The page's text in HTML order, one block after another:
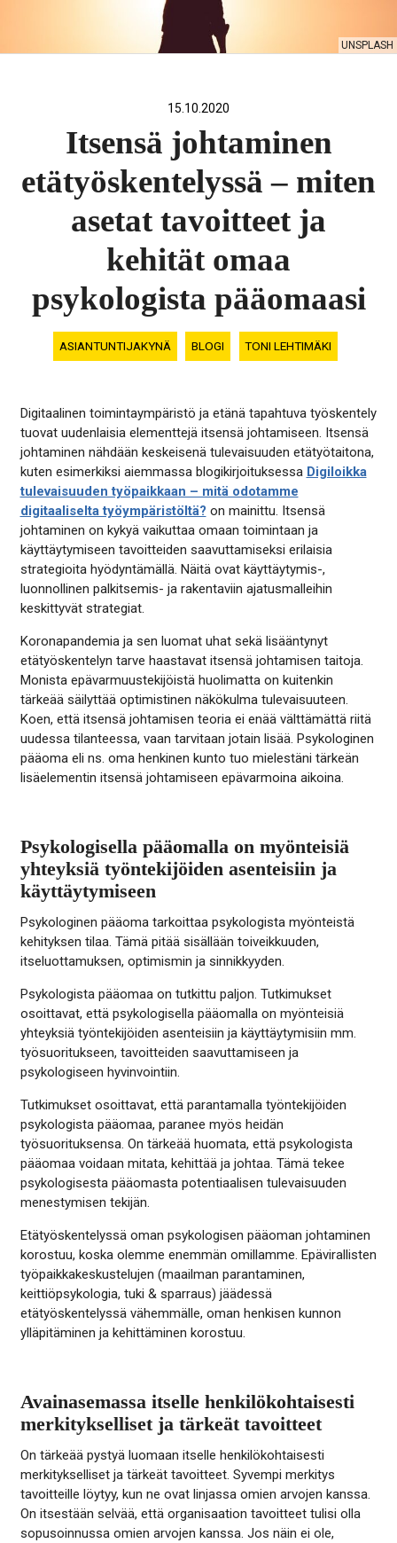
UNSPLASH
15.10.2020
Itsensä johtaminen
etätyöskentelyssä – miten
asetat tavoitteet ja
kehität omaa
psykologista pääomaasi
ASIANTUNTIJAKYNÄ BLOGI TONI LEHTIMÄKI
Digitaalinen toimintaympäristö ja etänä tapahtuva työskentely
tuovat uudenlaisia elementtejä itsensä johtamiseen. Itsensä
johtaminen nähdään keskeisenä tulevaisuuden etätyötaitona,
kuten esimerkiksi aiemmassa blogikirjoituksessa Digiloikka
tulevaisuuden työpaikkaan – mitä odotamme
digitaaliselta työympäristöltä? on mainittu. Itsensä
johtaminen on kykyä vaikuttaa omaan toimintaan ja
käyttäytymiseen tavoitteiden saavuttamiseksi erilaisia
strategioita hyödyntämällä. Näitä ovat käyttäytymis-,
luonnollinen palkitsemis- ja rakentaviin ajatusmalleihin
keskittyvät strategiat.
Koronapandemia ja sen luomat uhat sekä lisääntynyt
etätyöskentelyn tarve haastavat itsensä johtamisen taitoja.
Monista epävarmuustekijöistä huolimatta on kuitenkin
tärkeää säilyttää optimistinen näkökulma tulevaisuuteen.
Koen, että itsensä johtamisen teoria ei enää välttämättä riitä
uudessa tilanteessa, vaan tarvitaan jotain lisää. Psykologinen
pääoma eli ns. oma henkinen kunto tuo mielestäni tärkeän
lisäelementin itsensä johtamiseen epävarmoina aikoina.
Psykologisella pääomalla on myönteisiä
yhteyksiä työntekijöiden asenteisiin ja
käyttäytymiseen
Psykologinen pääoma tarkoittaa psykologista myönteistä
kehityksen tilaa. Tämä pitää sisällään toiveikkuuden,
itseluottamuksen, optimismin ja sinnikkyyden.
Psykologista pääomaa on tutkittu paljon. Tutkimukset
osoittavat, että psykologisella pääomalla on myönteisiä
yhteyksiä työntekijöiden asenteisiin ja käyttäytymisiin mm.
työsuoritukseen, tavoitteiden saavuttamiseen ja
psykologiseen hyvinvointiin.
Tutkimukset osoittavat, että parantamalla työntekijöiden
psykologista pääomaa, paranee myös heidän
työsuorituksensa. On tärkeää huomata, että psykologista
pääomaa voidaan mitata, kehittää ja johtaa. Tämä tekee
psykologisesta pääomasta potentiaalisen tulevaisuuden
menestymisen tekijän.
Etätyöskentelyssä oman psykologisen pääoman johtaminen
korostuu, koska olemme enemmän omillamme. Epävirallisten
työpaikkakeskustelujen (maailman parantaminen,
keittiöpsykologia, tuki & sparraus) jäädessä
etätyöskentelyssä vähemmälle, oman henkisen kunnon
ylläpitäminen ja kehittäminen korostuu.
Avainasemassa itselle henkilökohtaisesti
merkitykselliset ja tärkeät tavoitteet
On tärkeää pystyä luomaan itselle henkilökohtaisesti
merkitykselliset ja tärkeät tavoitteet. Syvempi merkitys
tavoitteille löytyy, kun ne ovat linjassa omien arvojen kanssa.
On itsestään selvää, että organisaation tavoitteet tulisi olla
sopusoinnussa omien arvojen kanssa. Jos näin ei ole,